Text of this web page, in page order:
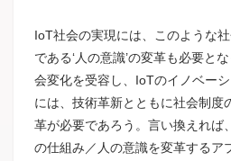
IoT社会の実現には、このような
である‘人の意識’の変革も必要と
会変化を受容し、IoTのイノベー
には、技術革新とともに社会制度
革が必要であろう。言い換えれば
の仕組み／人の意識を変革するア